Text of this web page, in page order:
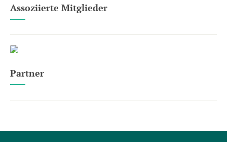
Assoziierte Mitglieder
Partner